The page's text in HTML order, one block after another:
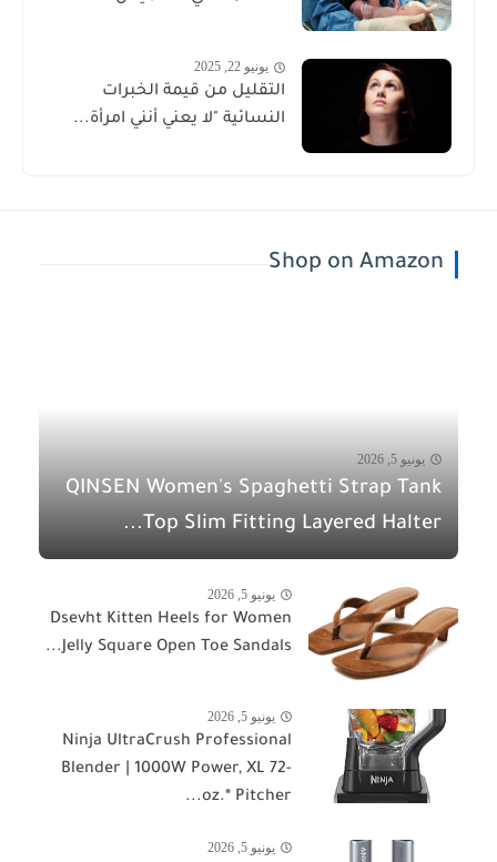
يونيو 22, 2025
التقليل من قيمة الخبرات
النسائية "لا يعني أنني امرأة...
Shop on Amazon
يونيو 5, 2026
QINSEN Women's Spaghetti Strap Tank
Top Slim Fitting Layered Halter...
يونيو 5, 2026
Dsevht Kitten Heels for Women
Jelly Square Open Toe Sandals...
يونيو 5, 2026
Ninja UltraCrush Professional
Blender | 1000W Power, XL 72-
oz.* Pitcher...
يونيو 5, 2026